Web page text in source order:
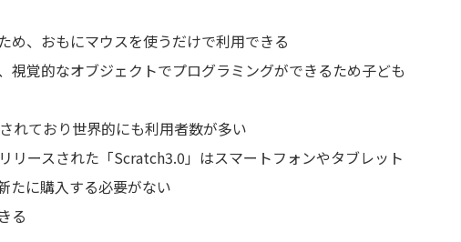
め、おもにマウスを使うだけで利用できる
視覚的なオブジェクトでプログラミングができるため子ども
れており世界的にも利用者数が多い
リースされた「Scratch3.0」はスマートフォンやタブレット
たに購入する必要がない
る